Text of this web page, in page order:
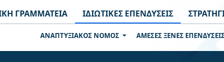
ΓΡΑΜΜΑΤΕΙΑ ΙΔΙΩΤΙΚΕΣ ΕΠΕΝΔΥΣΕΙΣ
ΑΝΑΠΤΥΞΙΑΚΟΣ ΝΟΜΟΣ ΑΜΕΣΕΣ ΞΕΝΕΣ